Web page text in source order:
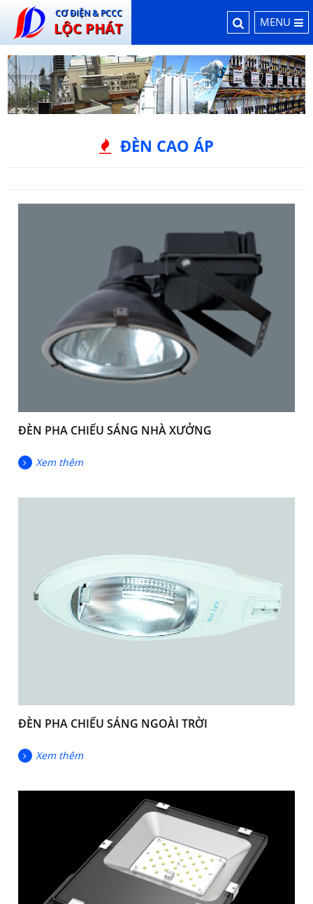
CƠ ĐIỆN & PCCC
LỘC PHÁT MENU
ĐÈN CAO ÁP
ĐÈN PHA CHIẾU SÁNG NHÀ XƯỞNG
Xem thêm
ĐÈN PHA CHIẾU SÁNG NGOÀI TRỜI
Xem thêm